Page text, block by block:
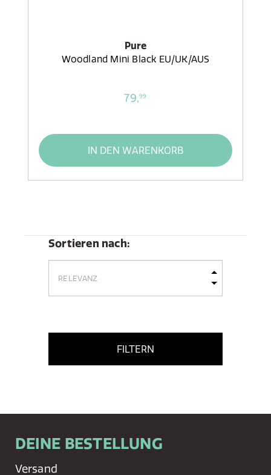
Pure
Woodland Mini Black EU/UK/AUS
79,99
IN DEN WARENKORB
Sortieren nach:
FILTERN
DEINE BESTELLUNG
Versand